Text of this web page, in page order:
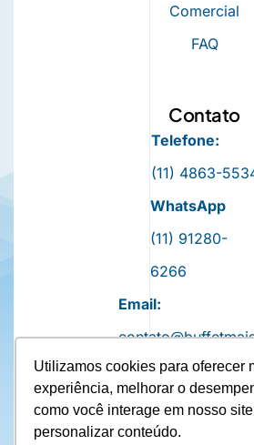
Utilizamos cookies para oferecer
experiência, melhorar o
como você interage em nosso
personalizar conteúdo.
Comercial
FAQ
Contato
Telefone:
(11) 4863-
WhatsApp
(11) 91280-
6266
Email: